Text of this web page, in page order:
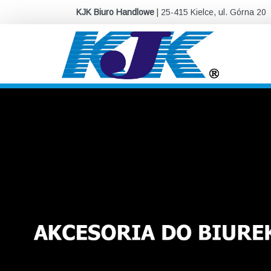
KJK Biuro Handlowe | 25-415 Kielce, ul. Górna 20